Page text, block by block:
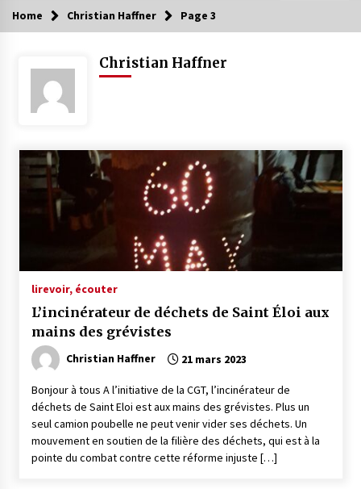
Home Christian Haffner Page 3
Christian Haffner
lirevoir, écouter
L’incinérateur de déchets de Saint Éloi aux
mains des grévistes
Christian Haffner 21 mars 2023
Bonjour à tous A l’initiative de la CGT, l’incinérateur de
déchets de Saint Eloi est aux mains des grévistes. Plus un
seul camion poubelle ne peut venir vider ses déchets. Un
mouvement en soutien de la filière des déchets, qui est à la
pointe du combat contre cette réforme injuste […]